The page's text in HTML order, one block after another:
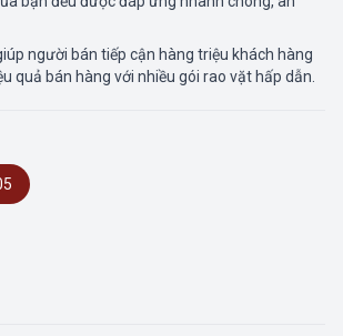
người bán tiếp cận hàng triệu khách hàng
quả bán hàng với nhiều gói rao vặt hấp dẫn.